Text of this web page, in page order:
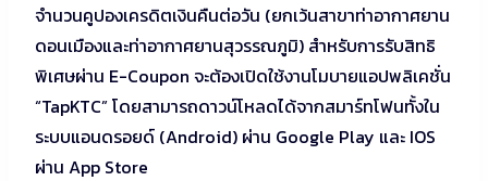
จำนวนคูปองเครดิตเงินคืนต่อวัน (ยกเว้นสาขาท่าอากาศยาน
ดอนเมืองและท่าอากาศยานสุวรรณภูมิ) สำหรับการรับสิทธิ
พิเศษผ่าน E-Coupon จะต้องเปิดใช้งานโมบายแอปพลิเคชั่น
“TapKTC” โดยสามารถดาวน์โหลดได้จากสมาร์ทโฟนทั้งใน
ระบบแอนดรอยด์ (Android) ผ่าน Google Play และ IOS
ผ่าน App Store